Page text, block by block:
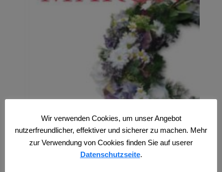
Wir verwenden Cookies, um unser Angebot
nutzerfreundlicher, effektiver und sicherer zu machen. Mehr
zur Verwendung von Cookies finden Sie auf userer
Datenschutzseite.